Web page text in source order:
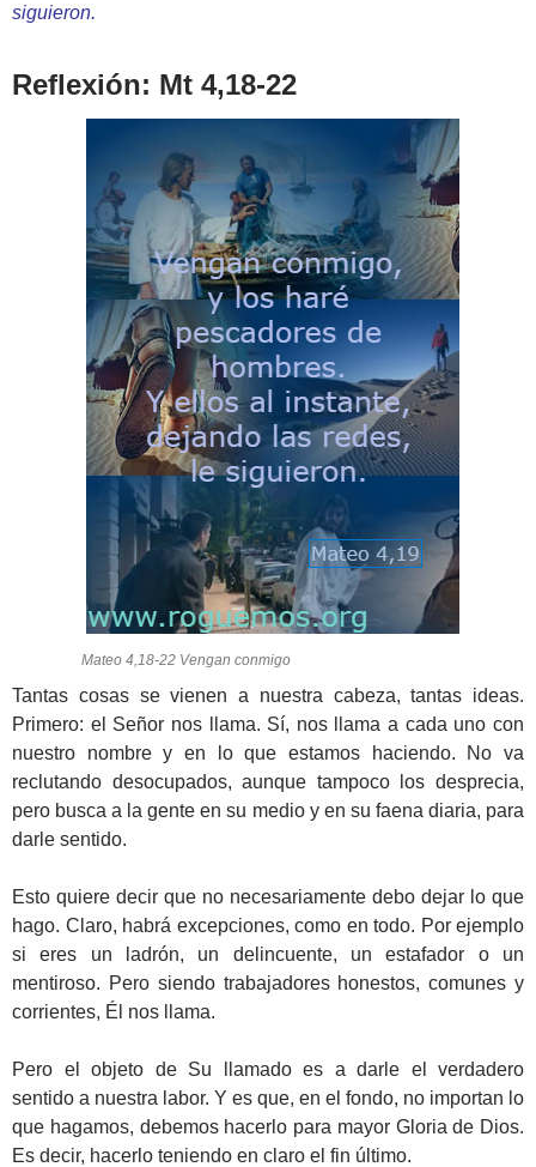
siguieron.
Reflexión: Mt 4,18-22
Mateo 4,18-22 Vengan conmigo
Tantas cosas se vienen a nuestra cabeza, tantas ideas.
Primero: el Señor nos llama. Sí, nos llama a cada uno con
nuestro nombre y en lo que estamos haciendo. No va
reclutando desocupados, aunque tampoco los desprecia,
pero busca a la gente en su medio y en su faena diaria, para
darle sentido.
Esto quiere decir que no necesariamente debo dejar lo que
hago. Claro, habrá excepciones, como en todo. Por ejemplo
si eres un ladrón, un delincuente, un estafador o un
mentiroso. Pero siendo trabajadores honestos, comunes y
corrientes, Él nos llama.
Pero el objeto de Su llamado es a darle el verdadero
sentido a nuestra labor. Y es que, en el fondo, no importan lo
que hagamos, debemos hacerlo para mayor Gloria de Dios.
Es decir, hacerlo teniendo en claro el fin último.